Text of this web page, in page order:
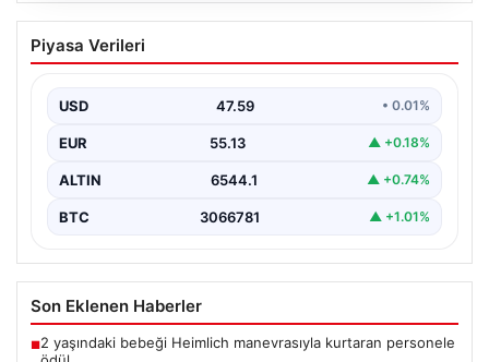
Psikologlara Göre Hızlı Konuşan
Kişilerin En Önemli Ortak Özelliği
tempoda konuşan kişilerin genellikle heyecanlı ya da…
Piyasa Verileri
USD 47.59 • 0.01%
EUR 55.13 ▲ +0.18%
ALTIN 6544.1 ▲ +0.74%
BTC 3066781 ▲ +1.01%
Son Eklenen Haberler
■2 yaşındaki bebeği Heimlich manevrasıyla kurtaran personele